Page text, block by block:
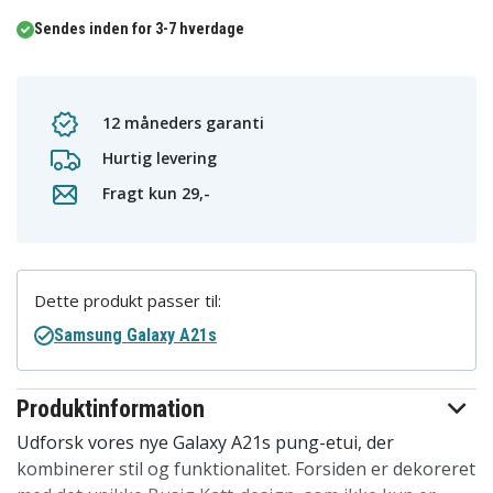
Sendes inden for 3-7 hverdage
12 måneders garanti
Hurtig levering
Fragt kun 29,-
Produktinformation
Udforsk vores nye Galaxy A21s pung-etui, der
kombinerer stil og funktionalitet. Forsiden er dekoreret
Dette produkt passer til:
Samsung Galaxy A21s